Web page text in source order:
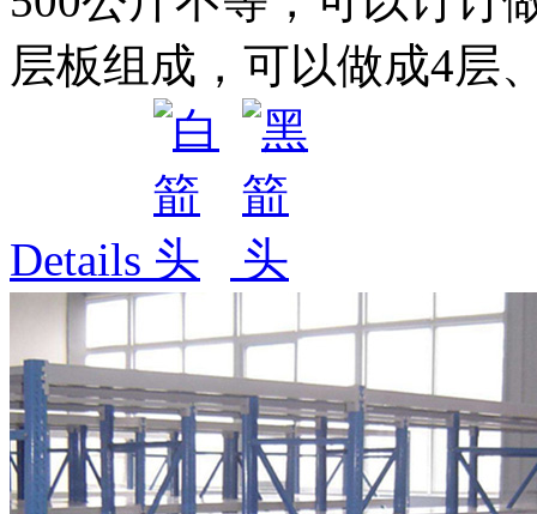
层板组成，可以做成4层
Details